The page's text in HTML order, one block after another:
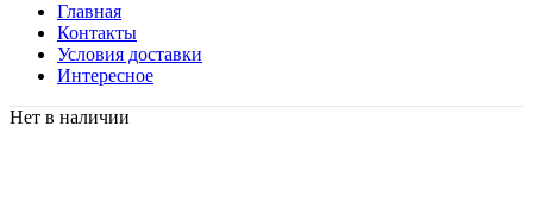
Главная
Контакты
Условия доставки
Интересное
Нет в наличии